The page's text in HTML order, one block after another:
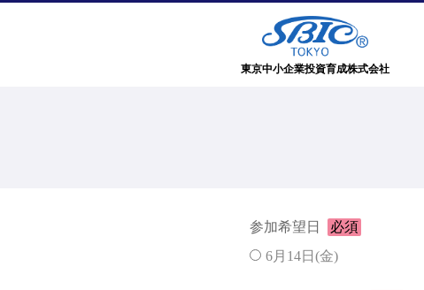
東京中小企業投資育成株式会社
参加希望日
必須
6月14日(金)